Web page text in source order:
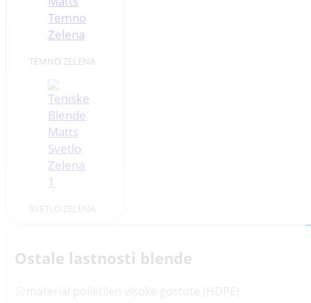
TEMNO ZELENA
SVETLO ZELENA
Ostale lastnosti blende